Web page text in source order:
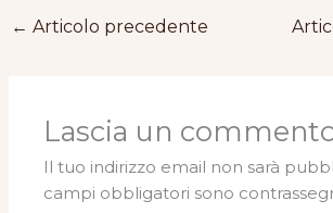
← Articolo precedente
Lascia un
Il tuo indirizzo email non sarà
campi obbligatori sono